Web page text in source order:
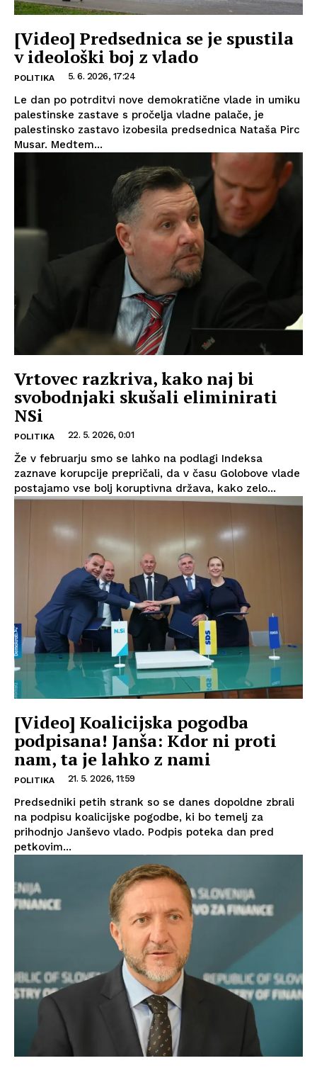
[Video] Predsednica se je spustila
v ideološki boj z vlado
POLITIKA 5. 6. 2026, 17:24
Le dan po potrditvi nove demokratične vlade in umiku
palestinske zastave s pročelja vladne palače, je
palestinsko zastavo izobesila predsednica Nataša Pirc
Musar. Medtem...
Vrtovec razkriva, kako naj bi
svobodnjaki skušali eliminirati
NSi
POLITIKA 22. 5. 2026, 0:01
Že v februarju smo se lahko na podlagi Indeksa
zaznave korupcije prepričali, da v času Golobove vlade
postajamo vse bolj koruptivna država, kako zelo...
[Video] Koalicijska pogodba
podpisana! Janša: Kdor ni proti
nam, ta je lahko z nami
POLITIKA 21. 5. 2026, 11:59
Predsedniki petih strank so se danes dopoldne zbrali
na podpisu koalicijske pogodbe, ki bo temelj za
prihodnjo Janševo vlado. Podpis poteka dan pred
petkovim...